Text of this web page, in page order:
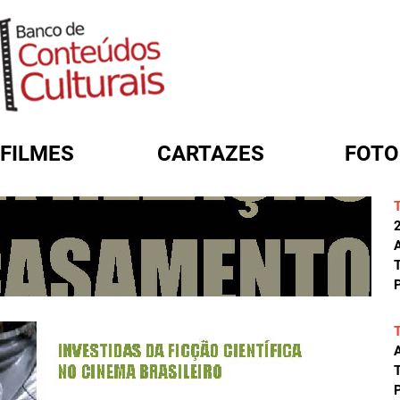
FILMES CARTAZES
FORMULÁRIO DE BUSCA